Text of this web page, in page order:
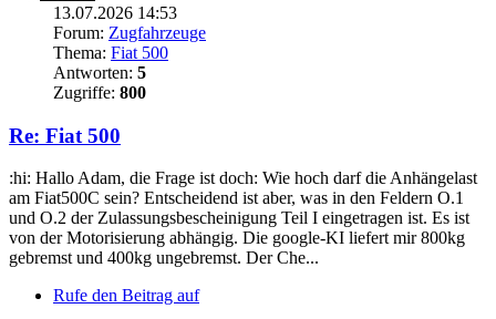
13.07.2026 14:53
Forum: Zugfahrzeuge
Thema: Fiat 500
Antworten: 5
Zugriffe: 800
Re: Fiat 500
:hi: Hallo Adam, die Frage ist doch: Wie hoch darf die Anhängelast
am Fiat500C sein? Entscheidend ist aber, was in den Feldern O.1
und O.2 der Zulassungsbescheinigung Teil I eingetragen ist. Es ist
von der Motorisierung abhängig. Die google-KI liefert mir 800kg
gebremst und 400kg ungebremst. Der Che...
Rufe den Beitrag auf